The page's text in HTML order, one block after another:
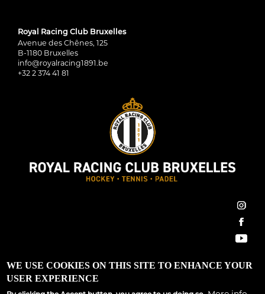
Royal Racing Club Bruxelles
Avenue des Chênes, 125
B-1180 Bruxelles
info@royalracing1891.be
+32 2 374 41 81
Royal Racing Club Bruxelles ©2022 All Rights Reserved
Conditions générales|
WE USE COOKIES ON THIS SITE TO ENHANCE YOUR
USER EXPERIENCE